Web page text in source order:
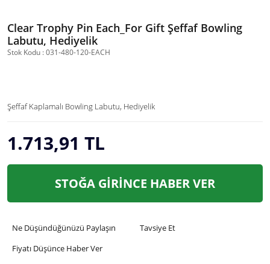
Clear Trophy Pin Each_For Gift Şeffaf Bowling
Labutu, Hediyelik
Stok Kodu : 031-480-120-EACH
Şeffaf Kaplamalı Bowling Labutu, Hediyelik
1.713,91 TL
STOĞA GİRİNCE HABER VER
Ne Düşündüğünüzü Paylaşın
Tavsiye Et
Fiyatı Düşünce Haber Ver